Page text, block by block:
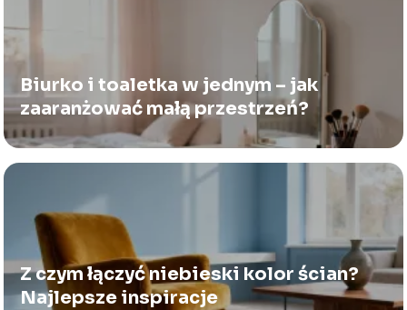
Biurko i toaletka w jednym – jak
zaaranżować małą przestrzeń?
Z czym łączyć niebieski kolor ścian?
Najlepsze inspiracje